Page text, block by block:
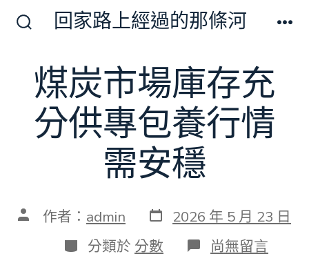
換
開
回家路上經過的那條河
煤炭市場庫存充
分供專包養行情
需安穩
文 作者： admin 發
表
日
期
2026 年 5 月 23 日
分
類
分類於 分數 在
〈煤
尚無留言